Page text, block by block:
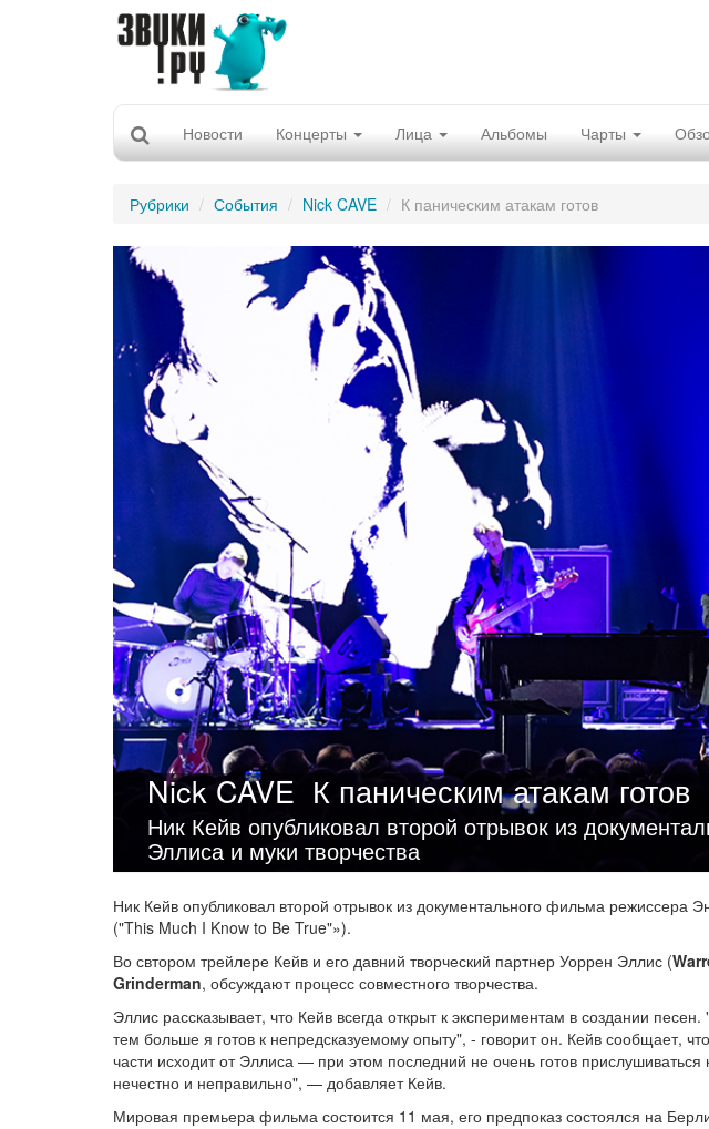
Новости Концерты Лица Альбомы Чарты
Рубрики События Nick CAVE К паническим атакам готов
Nick CAVE К паническим атакам готов
Ник Кейв опубликовал второй отрывок из
Эллиса и муки творчества
Ник Кейв опубликовал второй отрывок из документального фильма
("This Much I Know to Be True"»).
Во свтором трейлере Кейв и его давний творческий партнер Уоррен Эллис (
Grinderman, обсуждают процесс совместного творчества.
Эллис рассказывает, что Кейв всегда открыт к экспериментам в создании
тем больше я готов к непредсказуемому опыту", - говорит он. Кейв сообщает,
части исходит от Эллиса — при этом последний не очень готов прислушиваться
нечестно и неправильно", — добавляет Кейв.
Мировая премьера фильма состоится 11 мая, его предпоказ состоялся на